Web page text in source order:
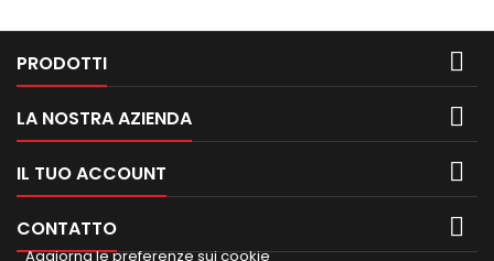
PRODOTTI 
LA NOSTRA AZIENDA 
IL TUO ACCOUNT 
CONTATTO 
Aggiorna le preferenze sui cookie